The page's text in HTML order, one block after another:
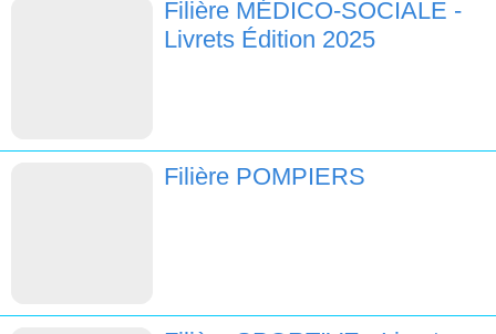
Filière MÉDICO-SOCIALE -
Livrets Édition 2025
Filière POMPIERS